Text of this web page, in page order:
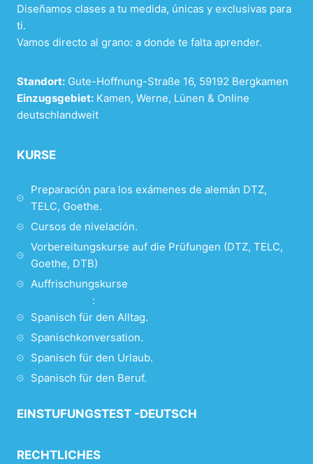
Diseñamos clases a tu medida, únicas y exclusivas para
ti.
Vamos directo al grano: a donde te falta aprender.
Standort: Gute-Hoffnung-Straße 16, 59192 Bergkamen
Einzugsgebiet: Kamen, Werne, Lünen & Online
deutschlandweit
KURSE
Preparación para los exámenes de alemán DTZ,
TELC, Goethe.
Cursos de nivelación.
Vorbereitungskurse auf die Prüfungen (DTZ, TELC,
Goethe, DTB)
Auffrischungskurse
:
Spanisch für den Alltag.
Spanischkonversation.
Spanisch für den Urlaub.
Spanisch für den Beruf.
EINSTUFUNGSTEST -DEUTSCH
RECHTLICHES